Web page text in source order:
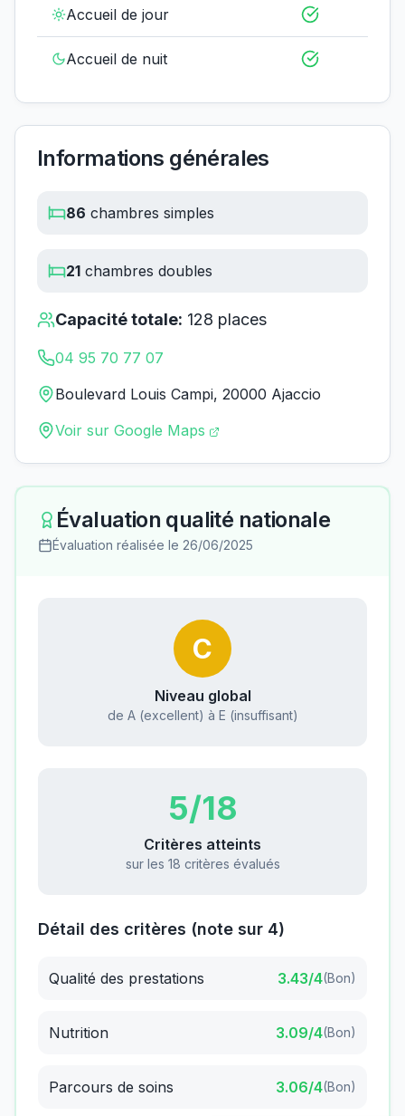
Accueil de jour
Accueil de nuit
Informations générales
86 chambres simples
21 chambres doubles
Capacité totale: 128 places
04 95 70 77 07
Boulevard Louis Campi, 20000 Ajaccio
Voir sur Google Maps
Évaluation qualité nationale
Évaluation réalisée le 26/06/2025
C
Niveau global
de A (excellent) à E (insuffisant)
5/18
Critères atteints
sur les 18 critères évalués
Détail des critères (note sur 4)
Qualité des prestations 3.43/4(Bon)
Nutrition 3.09/4(Bon)
Parcours de soins 3.06/4(Bon)